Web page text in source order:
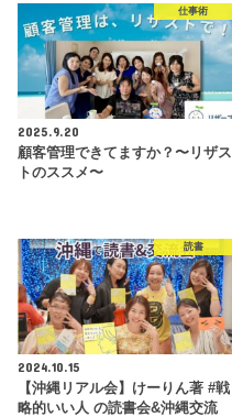
仕事術
2025.9.20
顧客管理できてますか？〜リザス
トのススメ〜
読書
2024.10.15
【沖縄リアル会】けーりん著 #戦
略的いい人 の読書会&沖縄交流